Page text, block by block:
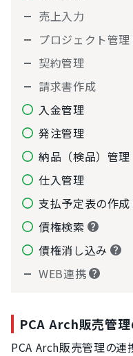
売上入力
プロジェクト管理
契約管理
請求書作成
入金管理
発注管理
納品（検品）管理
仕入管理
支払予定表の作成
債権検索
債権消し込み
WEB連携
PCA Arch販売管理
PCA Arch販売管理の連